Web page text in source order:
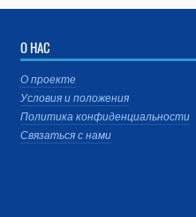
О НАС
О проекте
Условия и положения
Политика конфиденциальности
Связаться с нами